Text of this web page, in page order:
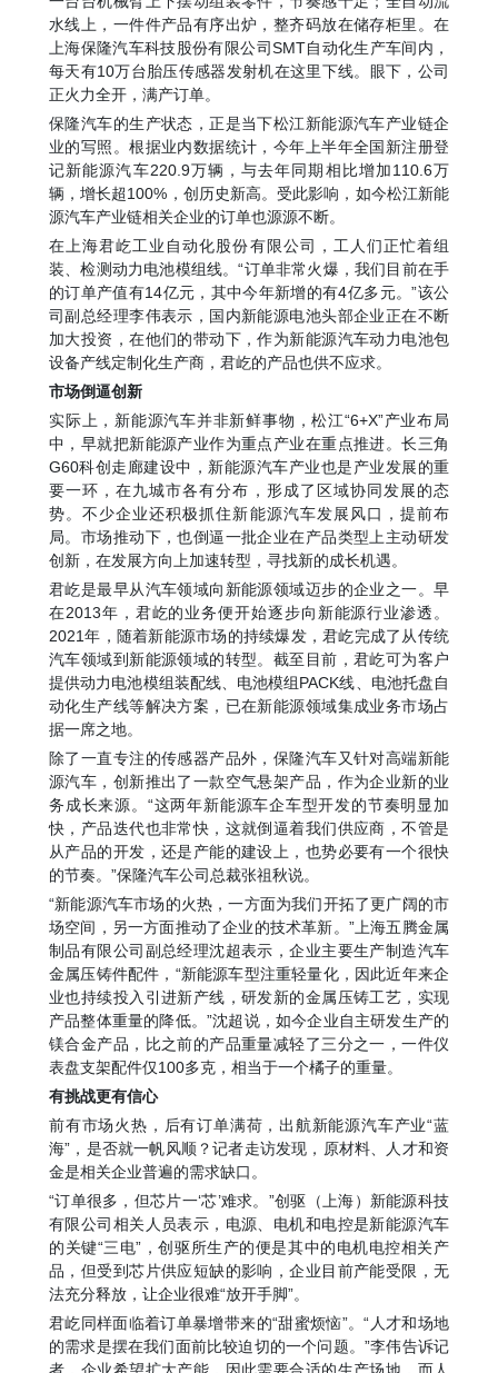
水线上，一件件产品有序出炉，整齐码放在储存柜里。在
上海保隆汽车科技股份有限公司SMT自动化生产车间内，
每天有10万台胎压传感器发射机在这里下线。眼下，公司
正火力全开，满产订单。
保隆汽车的生产状态，正是当下松江新能源汽车产业链企
业的写照。根据业内数据统计，今年上半年全国新注册登
记新能源汽车220.9万辆，与去年同期相比增加110.6万
辆，增长超100%，创历史新高。受此影响，如今松江新能
源汽车产业链相关企业的订单也源源不断。
在上海君屹工业自动化股份有限公司，工人们正忙着组
装、检测动力电池模组线。“订单非常火爆，我们目前在手
的订单产值有14亿元，其中今年新增的有4亿多元。”该公
司副总经理李伟表示，国内新能源电池头部企业正在不断
加大投资，在他们的带动下，作为新能源汽车动力电池包
设备产线定制化生产商，君屹的产品也供不应求。
市场倒逼创新
实际上，新能源汽车并非新鲜事物，松江“6+X”产业布局
中，早就把新能源产业作为重点产业在重点推进。长三角
G60科创走廊建设中，新能源汽车产业也是产业发展的重
要一环，在九城市各有分布，形成了区域协同发展的态
势。不少企业还积极抓住新能源汽车发展风口，提前布
局。市场推动下，也倒逼一批企业在产品类型上主动研发
创新，在发展方向上加速转型，寻找新的成长机遇。
君屹是最早从汽车领域向新能源领域迈步的企业之一。早
在2013年，君屹的业务便开始逐步向新能源行业渗透。
2021年，随着新能源市场的持续爆发，君屹完成了从传统
汽车领域到新能源领域的转型。截至目前，君屹可为客户
提供动力电池模组装配线、电池模组PACK线、电池托盘自
动化生产线等解决方案，已在新能源领域集成业务市场占
据一席之地。
除了一直专注的传感器产品外，保隆汽车又针对高端新能
源汽车，创新推出了一款空气悬架产品，作为企业新的业
务成长来源。“这两年新能源车企车型开发的节奏明显加
快，产品迭代也非常快，这就倒逼着我们供应商，不管是
从产品的开发，还是产能的建设上，也势必要有一个很快
的节奏。”保隆汽车公司总裁张祖秋说。
“新能源汽车市场的火热，一方面为我们开拓了更广阔的市
场空间，另一方面推动了企业的技术革新。”上海五腾金属
制品有限公司副总经理沈超表示，企业主要生产制造汽车
金属压铸件配件，“新能源车型注重轻量化，因此近年来企
业也持续投入引进新产线，研发新的金属压铸工艺，实现
产品整体重量的降低。”沈超说，如今企业自主研发生产的
镁合金产品，比之前的产品重量减轻了三分之一，一件仪
表盘支架配件仅100多克，相当于一个橘子的重量。
有挑战更有信心
前有市场火热，后有订单满荷，出航新能源汽车产业“蓝
海”，是否就一帆风顺？记者走访发现，原材料、人才和资
金是相关企业普遍的需求缺口。
“订单很多，但芯片一‘芯’难求。”创驱（上海）新能源科技
有限公司相关人员表示，电源、电机和电控是新能源汽车
的关键“三电”，创驱所生产的便是其中的电机电控相关产
品，但受到芯片供应短缺的影响，企业目前产能受限，无
法充分释放，让企业很难“放开手脚”。
君屹同样面临着订单暴增带来的“甜蜜烦恼”。“人才和场地
的需求是摆在我们面前比较迫切的一个问题。”李伟告诉记